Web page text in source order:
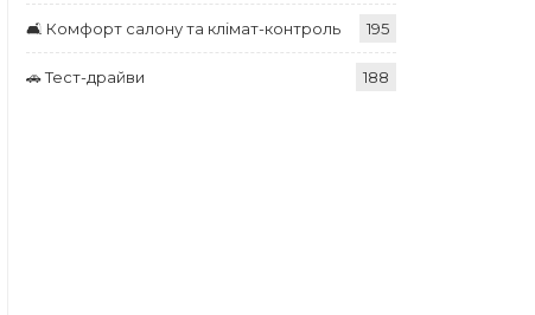
🛋️ Комфорт салону та клімат-контроль 195
🚗 Тест-драйви 188